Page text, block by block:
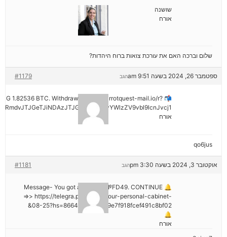
שושנה
אורח
שלום וברכה האם את עורכת צואות ברוח היהדות?
ספטמבר 26, 2024 בשעה 9:51 am #1179 הגב
1.82536 BTC. Withdraw =>> out.carrotquest-mail.io/r?
אורח
qo6jus
אוקטובר 3, 2024 בשעה 3:30 pm #1181 הגב
🔔 Message- You got a transfer №FD49. CONTINUE
=>> https://telegra.ph/Go-to-your-personal-cabinet-
08-25?hs=8664c520642b9e7f918fcef491c8bf02&
🔔
אורח